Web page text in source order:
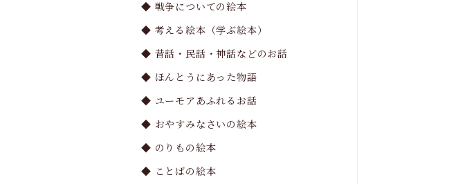
◆ 戦争についての絵本
◆ 考える絵本（学ぶ絵本）
◆ 昔話・民話・神話などのお話
◆ ほんとうにあった物語
◆ ユーモアあふれるお話
◆ おやすみなさいの絵本
◆ のりもの絵本
◆ ことばの絵本